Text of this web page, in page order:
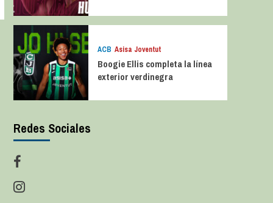
ACB Asisa Joventut
Boogie Ellis completa la línea
exterior verdinegra
Redes Sociales